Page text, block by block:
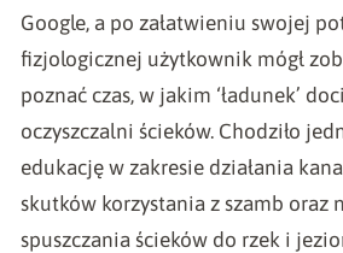
Google, a po załatwieniu swojej
fizjologicznej użytkownik mógł
poznać czas, w jakim ‘ładunek’
oczyszczalni ścieków. Chodziło
edukację w zakresie działania
skutków korzystania z szamb oraz
spuszczania ścieków do rzek i